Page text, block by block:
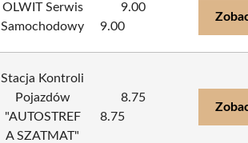
OLWIT Serwis
Samochodowy
9.00
9.00
Stacja Kontroli
Pojazdów
"AUTOSTREF
A SZATMAT"
8.75
8.75